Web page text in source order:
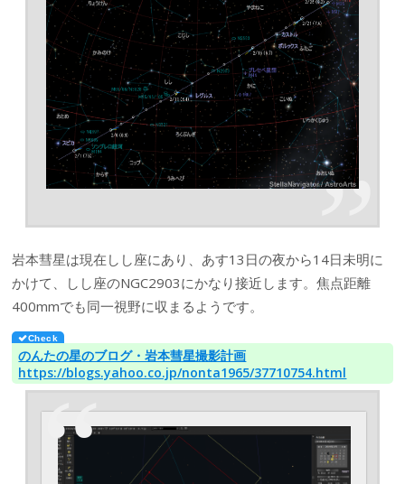
岩本彗星は現在しし座にあり、あす13日の夜から14日未明に
かけて、しし座のNGC2903にかなり接近します。焦点距離
400mmでも同一視野に収まるようです。
のんたの星のブログ・岩本彗星撮影計画
https://blogs.yahoo.co.jp/nonta1965/37710754.html